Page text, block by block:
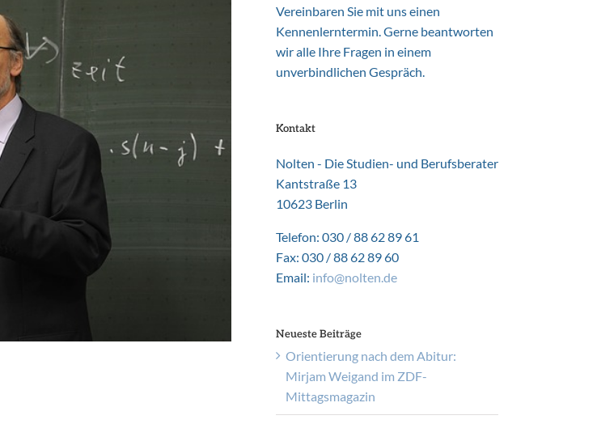
Vereinbaren Sie mit uns einen
Kennenlerntermin. Gerne beantworten
wir alle Ihre Fragen in einem
unverbindlichen Gespräch.
Kontakt
Nolten - Die Studien- und Berufsberater
Kantstraße 13
10623 Berlin
Telefon: 030 / 88 62 89 61
Fax: 030 / 88 62 89 60
Email: info@nolten.de
Neueste Beiträge
Orientierung nach dem Abitur:
Mirjam Weigand im ZDF-
Mittagsmagazin